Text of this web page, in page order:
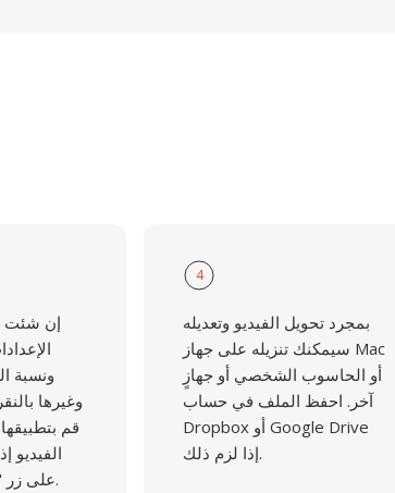
إن شئت
ونسبة
وغيرها
قم
الفيديو
على زر "تحويل" لمعالجتها.
4
بمجرد تحويل الفيديو وتعديله
سيمكنك تنزيله على جهاز Mac
أو الحاسوب الشخصي أو جهازٍ
آخر. احفظ الملف في حساب
Dropbox أو Google Drive
إذا لزم ذلك.